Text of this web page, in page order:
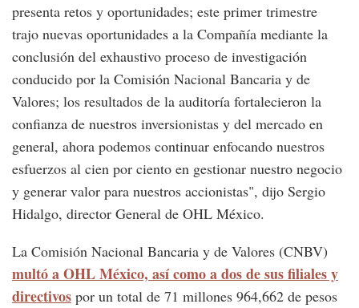
presenta retos y oportunidades; este primer trimestre
trajo nuevas oportunidades a la Compañía mediante la
conclusión del exhaustivo proceso de investigación
conducido por la Comisión Nacional Bancaria y de
Valores; los resultados de la auditoría fortalecieron la
confianza de nuestros inversionistas y del mercado en
general, ahora podemos continuar enfocando nuestros
esfuerzos al cien por ciento en gestionar nuestro negocio
y generar valor para nuestros accionistas", dijo Sergio
Hidalgo, director General de OHL México.
La Comisión Nacional Bancaria y de Valores (CNBV)
multó a OHL México, así como a dos de sus filiales y
directivos por un total de 71 millones 964,662 de pesos